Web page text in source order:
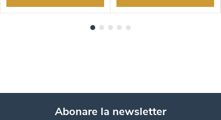
Abonare la newsletter